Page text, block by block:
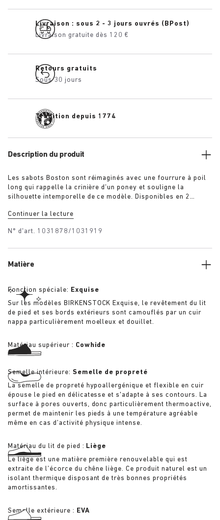
Livraison : sous 2 - 3 jours ouvrés (BPost)
Livraison gratuite dès 120 €
Retours gratuits
Sous 30 jours
Tradition depuis 1774
Description du produit
Les sabots Boston sont réimaginés avec une fourrure à poil
long qui rappelle la crinière d’un poney et souligne la
silhouette intemporelle de ce modèle. Disponibles en 2
1774 exclusive. Dotés du lit de pied BIRKENSTOCK
nappa haut de gamme et de la même couleur, ces sabots font
Continuer la lecture
N° d'art. 1031878/1031919
Matière
Fonction spéciale: Exquise
Sur les modèles BIRKENSTOCK Exquise, le revêtement du lit
de pied et ses bords extérieurs sont camouflés par un cuir
nappa particulièrement moelleux et douillet.
Matériau supérieur : Cowhide
Semelle intérieure: Semelle de propreté
La semelle de propreté hypoallergénique et flexible en cuir
épouse le pied en délicatesse et s'adapte à ses contours. La
surface à pores ouverts, donc particulièrement thermoactive,
permet de maintenir les pieds à une température agréable
même en cas d’activité physique intense.
Matériau du lit de pied : Liège
Le liège est une matière première renouvelable qui est
extraite de l’écorce du chêne liège. Ce produit naturel est un
isolant thermique disposant de très bonnes propriétés
amortissantes.
Semelle extérieure : EVA